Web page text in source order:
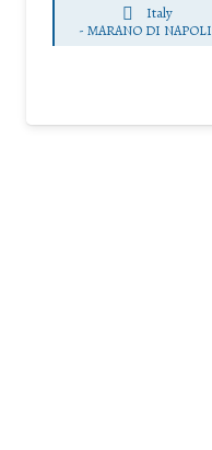
Italy
- MARANO DI NAPOLI